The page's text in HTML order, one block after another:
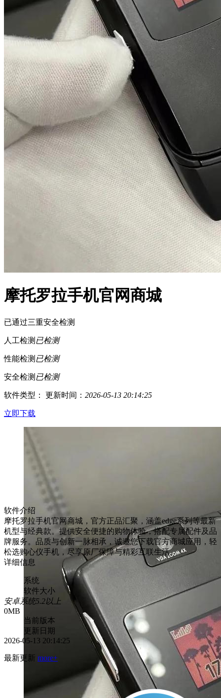
摩托罗拉手机官网商城
已通过三重安全检测
人工检测 已检测
性能检测 已检测
安全检测 已检测
软件类型： 更新时间： 2026-05-13 20:14:25
立即下载
软件介绍
摩托罗拉手机官网商城，官方正品汇聚，涵盖edge系列等最新
机型与经典款。提供安全便捷的购物体验，搭配专属配件及品
牌服务。品质与创新一脉相承，诚邀您下载官方商城应用，轻
松选购心仪手机，尽享原厂保障与精彩互联生活。
详细信息
系统
软件大小
安卓系统5.2以上
0MB
当前版本
更新日期
2026-05-13 20:14:25
最新更新 more+